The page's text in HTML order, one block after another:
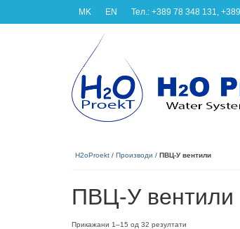
MK EN Тел.: +389 78 348 131,
H2oProekt / Производи / ПВЦ-У вентили
ПВЦ-У вентили
Прикажани 1–15 од 32 резултати